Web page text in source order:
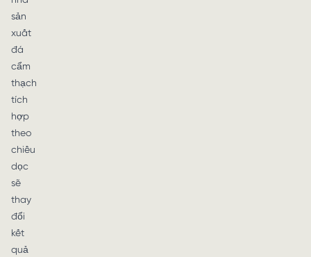
sản
xuất
đá
cẩm
thạch
tích
hợp
theo
chiều
dọc
sẽ
thay
đổi
kết
quả